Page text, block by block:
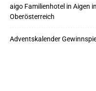
aigo Familienhotel in Aigen
Oberösterreich
Adventskalender